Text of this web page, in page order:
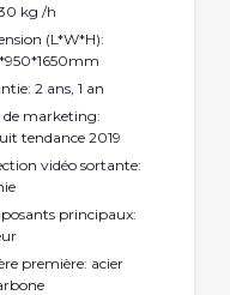
kg /h
(L*W*H):
2 ans, 1 an
de marketing:
tendance 2019
vidéo sortante:
principaux:
première: acier